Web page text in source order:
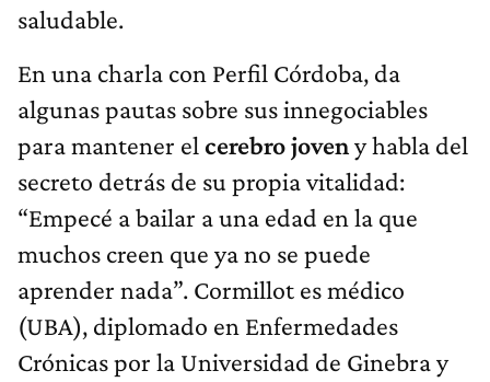
saludable.
En una charla con Perfil Córdoba, da
algunas pautas sobre sus innegociables
para mantener el cerebro joveny habla del
secreto detrás de su propia vitalidad:
“Empecé a bailar a una edad en la que
muchos creen que ya no se puede
aprender nada”. Cormillot es médico
(UBA), diplomado en Enfermedades
Crónicas por la Universidad de Ginebra y